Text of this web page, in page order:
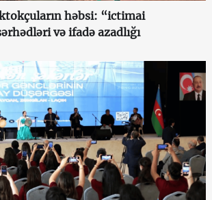
həbsi: “ictimai
və ifadə azadlığı